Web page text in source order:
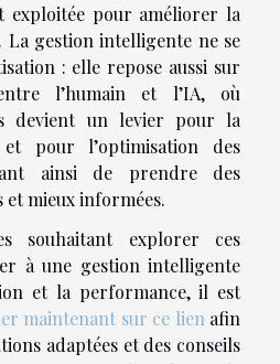
exploitée pour améliorer la
La gestion intelligente ne se
: elle repose aussi sur
l’humain et l’IA, où
devient un levier pour la
pour l’optimisation des
ainsi de prendre des
et mieux informées.
souhaitant explorer ces
à une gestion intelligente
et la performance, il est
maintenant sur ce lien afin
adaptées et des conseils